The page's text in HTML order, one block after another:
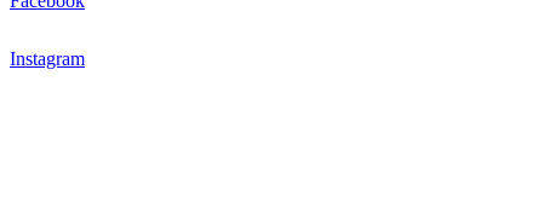
Instagram